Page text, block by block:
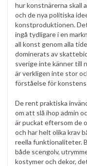
hur konstnärerna skall
och de nya politiska
konstproduktionen.
ingå tydligare i en
all konst genom alla
dominerats av
sverige inte känner till
är verkligen inte stor
förståelse för
De rent praktiska
om att slå ihop admin
är puckat eftersom de
och har helt olika krav
reella funktionaliteter.
både scengolv,
kostymer och dekor,